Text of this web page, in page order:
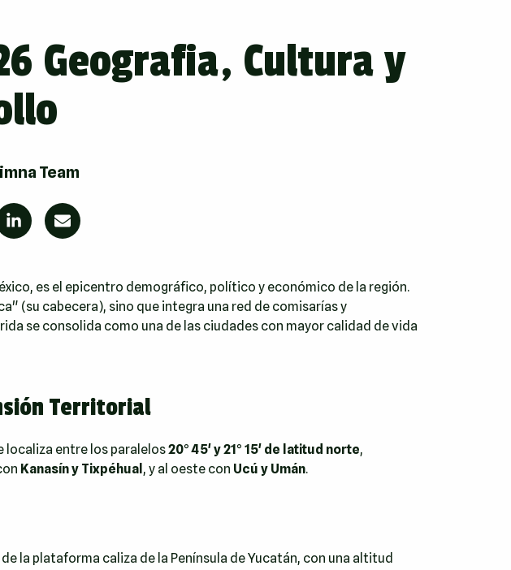
Geografia, Cultura y
Team
es el epicentro demográfico, político y económico de la región.
(su cabecera), sino que integra una red de comisarías y
se consolida como una de las ciudades con mayor calidad de vida
Territorial
localiza entre los paralelos20° 45' y 21° 15' de latitud norte,
Kanasín y Tixpéhual , y al oeste con Ucú y Umán.
la plataforma caliza de la Península de Yucatán, con una altitud